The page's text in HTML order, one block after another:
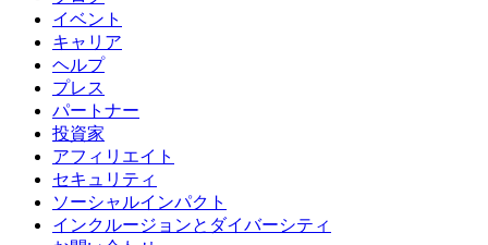
イベント
キャリア
ヘルプ
プレス
パートナー
投資家
アフィリエイト
セキュリティ
ソーシャルインパクト
インクルージョンとダイバーシティ